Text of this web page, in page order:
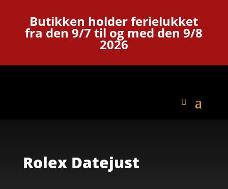
Butikken holder ferielukket
fra den 9/7 til og med den 9/8
2026
Rolex Datejust